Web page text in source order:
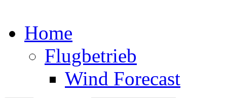
Home
Flugbetrieb
Wind Forecast